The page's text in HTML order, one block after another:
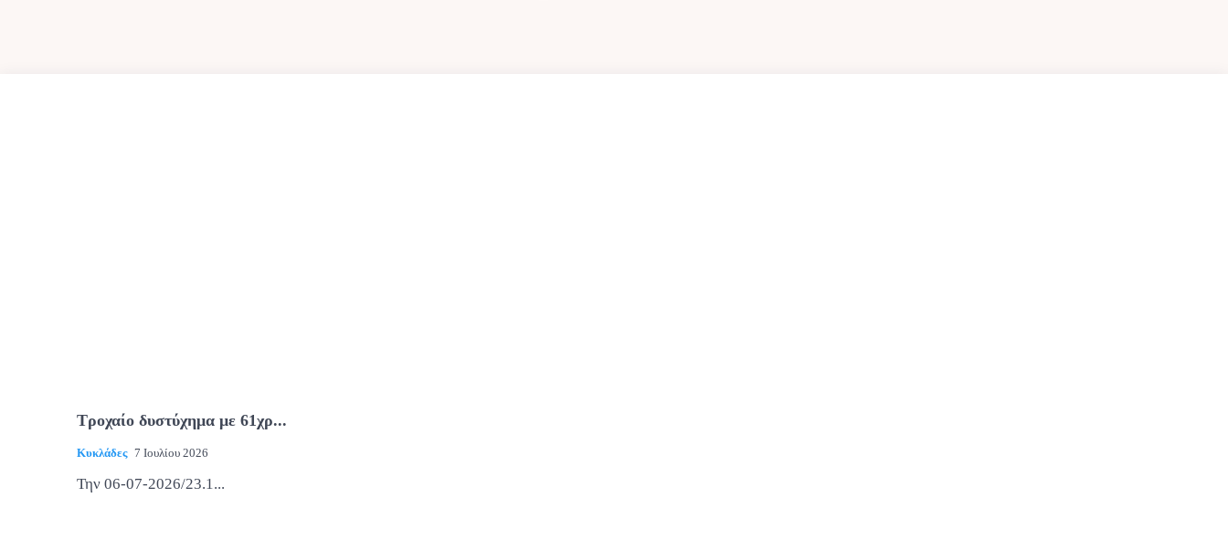
Τροχαίο δυστύχημα με 61χρ...
Κυκλάδες 7 Ιουλίου 2026
Την 06-07-2026/23.1...